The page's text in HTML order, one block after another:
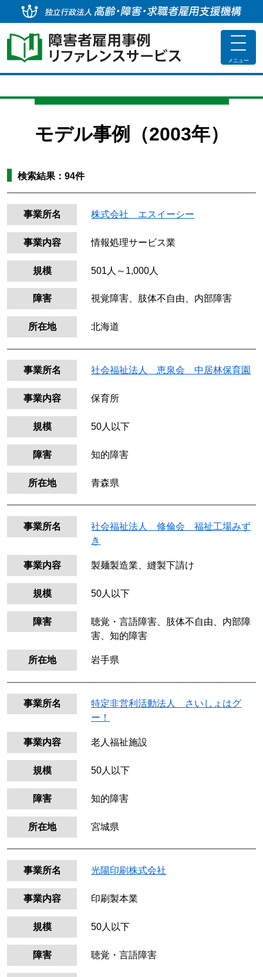
toggle
メニュー
モデル事例（2003年）
検索結果： 94件
事業所名 株式会社 エスイーシー
事業内容 情報処理サービス業
規模 501人～1,000人
障害 視覚障害、肢体不自由、内部障害
所在地 北海道
事業所名 社会福祉法人 恵泉会 中居林保育園
事業内容 保育所
規模 50人以下
障害 知的障害
所在地 青森県
事業所名
社会福祉法人 修倫会 福祉工場みず
き
事業内容 製麺製造業、縫製下請け
規模 50人以下
障害
聴覚・言語障害、肢体不自由、内部障
害、知的障害
所在地 岩手県
事業所名
特定非営利活動法人 さいしょはグ
ー！
事業内容 老人福祉施設
規模 50人以下
障害 知的障害
所在地 宮城県
事業所名 光陽印刷株式会社
事業内容 印刷製本業
規模 50人以下
障害 聴覚・言語障害